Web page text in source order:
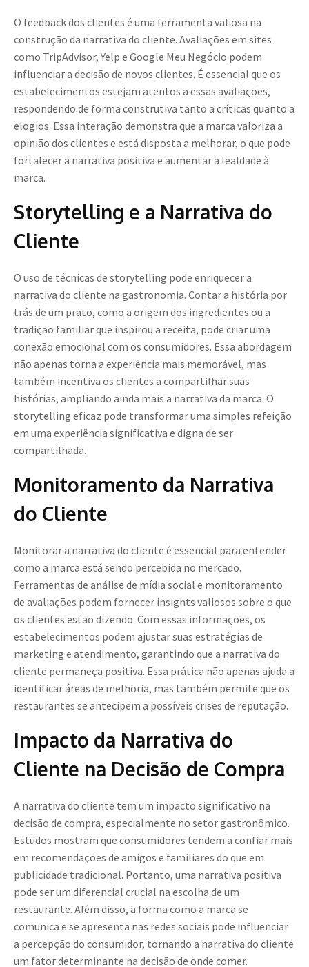
O feedback dos clientes é uma ferramenta valiosa na
construção da narrativa do cliente. Avaliações em sites
como TripAdvisor, Yelp e Google Meu Negócio podem
influenciar a decisão de novos clientes. É essencial que os
estabelecimentos estejam atentos a essas avaliações,
respondendo de forma construtiva tanto a críticas quanto a
elogios. Essa interação demonstra que a marca valoriza a
opinião dos clientes e está disposta a melhorar, o que pode
fortalecer a narrativa positiva e aumentar a lealdade à
marca.
Storytelling e a Narrativa do
Cliente
O uso de técnicas de storytelling pode enriquecer a
narrativa do cliente na gastronomia. Contar a história por
trás de um prato, como a origem dos ingredientes ou a
tradição familiar que inspirou a receita, pode criar uma
conexão emocional com os consumidores. Essa abordagem
não apenas torna a experiência mais memorável, mas
também incentiva os clientes a compartilhar suas
histórias, ampliando ainda mais a narrativa da marca. O
storytelling eficaz pode transformar uma simples refeição
em uma experiência significativa e digna de ser
compartilhada.
Monitoramento da Narrativa
do Cliente
Monitorar a narrativa do cliente é essencial para entender
como a marca está sendo percebida no mercado.
Ferramentas de análise de mídia social e monitoramento
de avaliações podem fornecer insights valiosos sobre o que
os clientes estão dizendo. Com essas informações, os
estabelecimentos podem ajustar suas estratégias de
marketing e atendimento, garantindo que a narrativa do
cliente permaneça positiva. Essa prática não apenas ajuda a
identificar áreas de melhoria, mas também permite que os
restaurantes se antecipem a possíveis crises de reputação.
Impacto da Narrativa do
Cliente na Decisão de Compra
A narrativa do cliente tem um impacto significativo na
decisão de compra, especialmente no setor gastronômico.
Estudos mostram que consumidores tendem a confiar mais
em recomendações de amigos e familiares do que em
publicidade tradicional. Portanto, uma narrativa positiva
pode ser um diferencial crucial na escolha de um
restaurante. Além disso, a forma como a marca se
comunica e se apresenta nas redes sociais pode influenciar
a percepção do consumidor, tornando a narrativa do cliente
um fator determinante na decisão de onde comer.